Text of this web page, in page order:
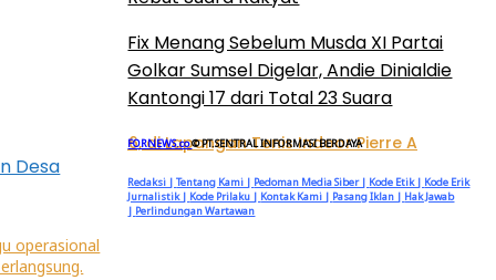
Desa
Fix Menang Sebelum Musda XI Partai
Golkar Sumsel Digelar, Andie Dinialdie
Kantongi 17 dari Total 23 Suara
FORNEWS.co© PT.SENTRAL INFORMASI BERDAYA
Redaksi |Tentang Kami | Pedoman Media Siber | Kode Etik | Kode Erik
Jurnalistik | Kode Prilaku | Kontak Kami | Pasang Iklan | Hak Jawab
| Perlindungan Wartawan